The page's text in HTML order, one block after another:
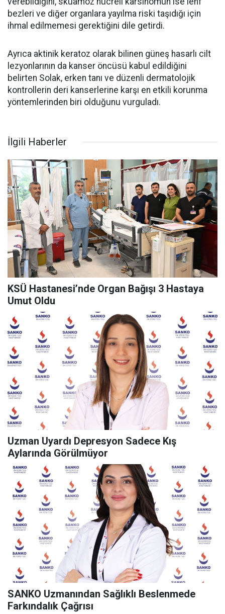
bezleri ve diğer organlara yayılma riski taşıdığı için
ihmal edilmemesi gerektiğini dile getirdi.
Ayrıca aktinik keratoz olarak bilinen güneş hasarlı cilt
lezyonlarının da kanser öncüsü kabul edildiğini
belirten Solak, erken tanı ve düzenli dermatolojik
kontrollerin deri kanserlerine karşı en etkili korunma
yöntemlerinden biri olduğunu vurguladı.
İlgili Haberler
KSÜ Hastanesi’nde Organ Bağışı 3 Hastaya
Umut Oldu
Uzman Uyardı Depresyon Sadece Kış
Aylarında Görülmüyor
SANKO Uzmanından Sağlıklı Beslenmede
Farkındalık Çağrısı